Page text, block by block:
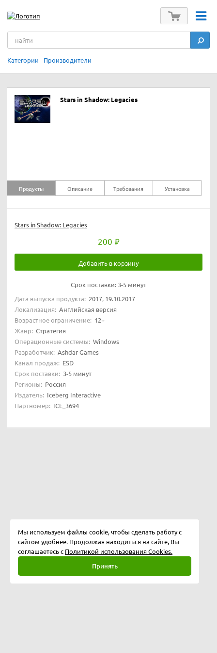
Категории Производители
Stars in Shadow: Legacies
Продукты Описание Требования Установка
Stars in Shadow: Legacies
200
Добавить в корзину
Срок поставки: 3-5 минут
Дата выпуска продукта: 2017, 19.10.2017
Локализация: Английская версия
Возрастное ограничение: 12+
Жанр: Стратегия
Операционные системы: Windows
Разработчик: Ashdar Games
Канал продаж: ESD
Срок поставки: 3-5 минут
Регионы: Россия
Издатель: Iceberg Interactive
Партномер: ICE_3694
Мы используем файлы cookie, чтобы сделать работу с
сайтом удобнее. Продолжая находиться на сайте, Вы
соглашаетесь с Политикой использования Cookies.
Принять